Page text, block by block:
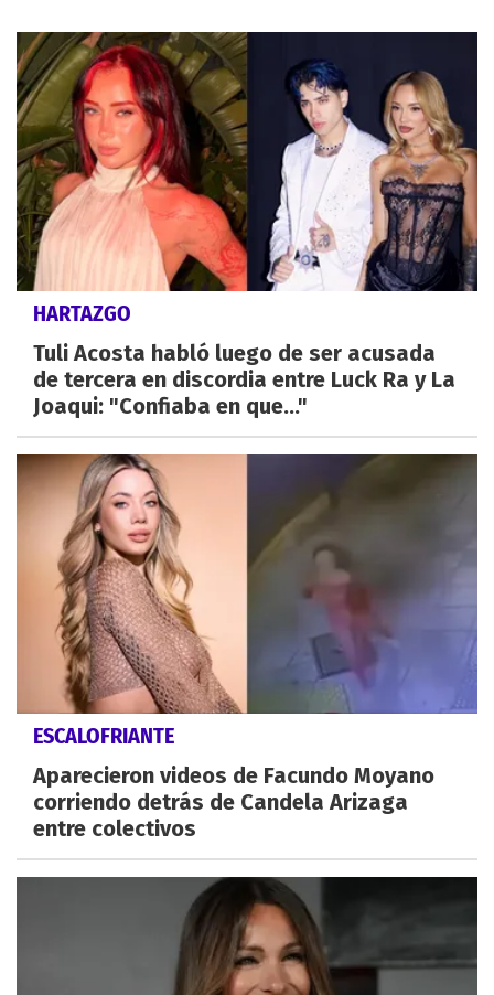
HARTAZGO
Tuli Acosta habló luego de ser acusada
de tercera en discordia entre Luck Ra y La
Joaqui: "Confiaba en que..."
ESCALOFRIANTE
Aparecieron videos de Facundo Moyano
corriendo detrás de Candela Arizaga
entre colectivos